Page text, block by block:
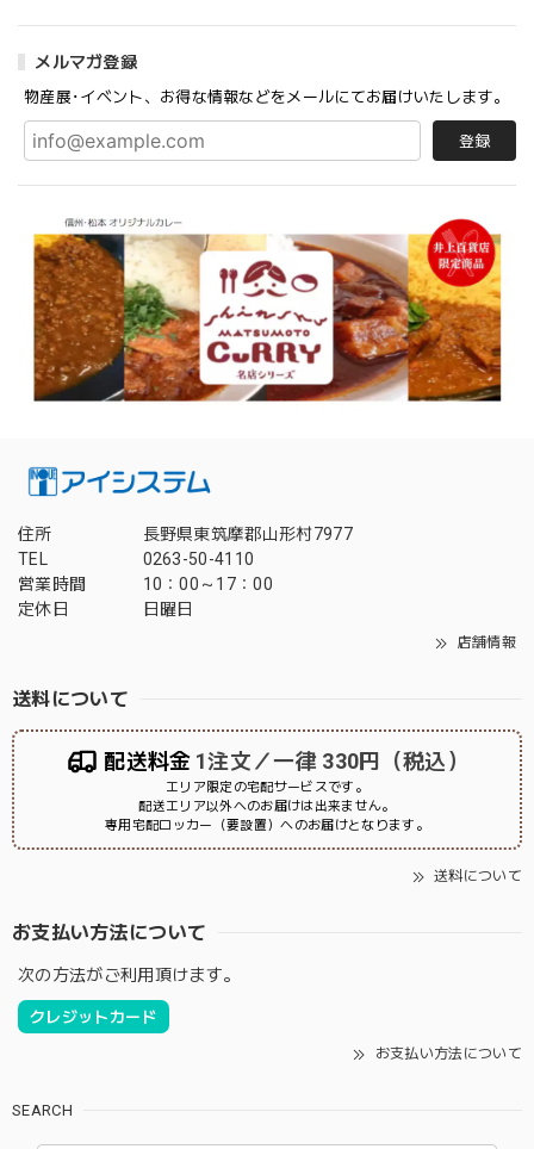
メルマガ登録
物産展･イベント、お得な情報などをメールにてお届けいたします。
登録
住所
長野県東筑摩郡山形村7977
TEL
0263-50-4110
営業時間
10：00～17：00
定休日
日曜日
店舗情報
送料について
配送料金 1注文／一律 330円（税込）
エリア限定の宅配サービスです。
配送エリア以外へのお届けは出来ません。
専用宅配ロッカー（要設置）へのお届けとなります。
送料について
お支払い方法について
次の方法がご利用頂けます。
クレジットカード
お支払い方法について
SEARCH